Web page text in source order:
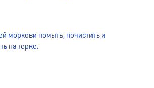
моркови помыть, почистить и
на терке.